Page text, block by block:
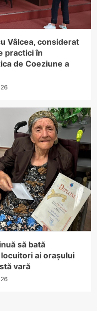
Vâlcea, considerat
practici în
de Coeziune a
să bată
ai orașului
vară